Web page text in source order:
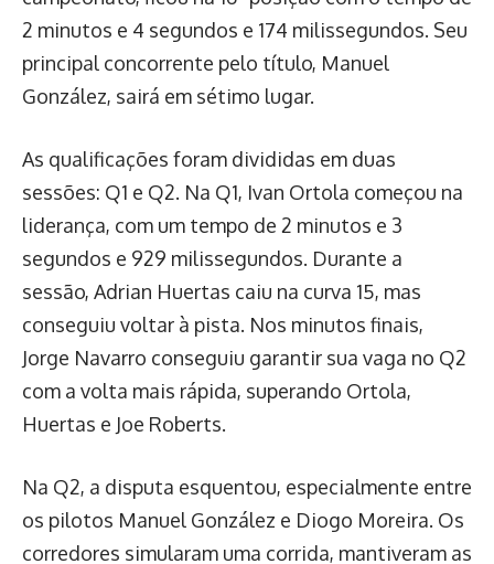
2 minutos e 4 segundos e 174 milissegundos. Seu
principal concorrente pelo título, Manuel
González, sairá em sétimo lugar.
As qualificações foram divididas em duas
sessões: Q1 e Q2. Na Q1, Ivan Ortola começou na
liderança, com um tempo de 2 minutos e 3
segundos e 929 milissegundos. Durante a
sessão, Adrian Huertas caiu na curva 15, mas
conseguiu voltar à pista. Nos minutos finais,
Jorge Navarro conseguiu garantir sua vaga no Q2
com a volta mais rápida, superando Ortola,
Huertas e Joe Roberts.
Na Q2, a disputa esquentou, especialmente entre
os pilotos Manuel González e Diogo Moreira. Os
corredores simularam uma corrida, mantiveram as